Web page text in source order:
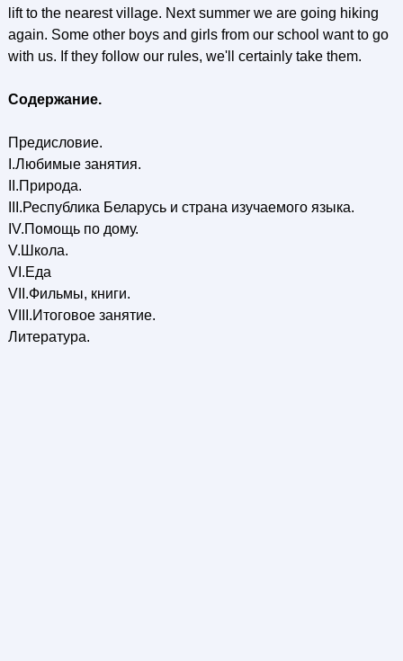
lift to the nearest village. Next summer we are going hiking
again. Some other boys and girls from our school want to go
with us. If they follow our rules, we'll certainly take them.
Содержание.
Предисловие.
I.Любимые занятия.
II.Природа.
III.Республика Беларусь и страна изучаемого языка.
IV.Помощь по дому.
V.Школа.
VI.Еда
VII.Фильмы, книги.
VIII.Итоговое занятие.
Литература.